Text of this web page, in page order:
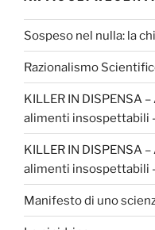
Sospeso nel nulla: la
Razionalismo
KILLER IN DISPENSA
alimenti insospettabili
KILLER IN DISPENSA
alimenti insospettabili
Manifesto di uno